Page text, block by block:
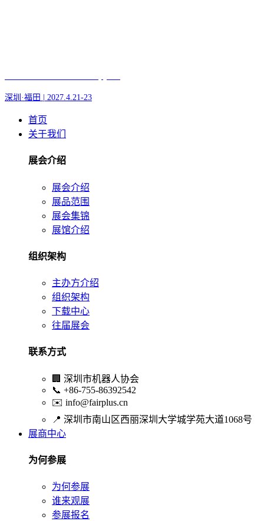
深圳·福田 | 2027.4.21-23
首页
关于我们
展会介绍
展会介绍
展品范围
展会集锦
展馆介绍
组织架构
主办方介绍
组织架构
下载中心
往届展会
联系方式
🏢 深圳市机器人协会
📞 +86-755-86392542
✉️ info@fairplus.cn
📍 深圳市南山区西丽深圳大学城学苑大道1068号
展商中心
为何参展
为何参展
谁来观展
参展报名